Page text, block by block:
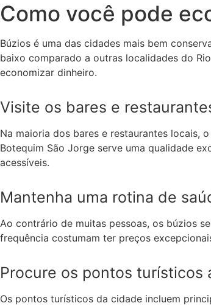
Como você pode
Búzios é uma das cidades mais bem
baixo comparado a outras localidades do
economizar dinheiro.
Visite os bares e
Na maioria dos bares e restaurantes locais,
Botequim São Jorge serve uma qualidade
acessíveis.
Mantenha uma rotina de
Ao contrário de muitas pessoas, os búzios
frequência costumam ter preços
Procure os pontos turísticos
Os pontos turísticos da cidade incluem